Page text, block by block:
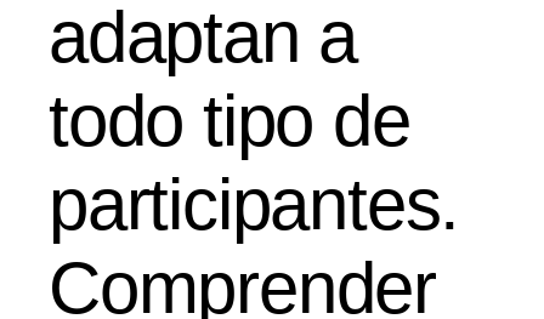
adaptan a
todo tipo de
participantes.
Comprender